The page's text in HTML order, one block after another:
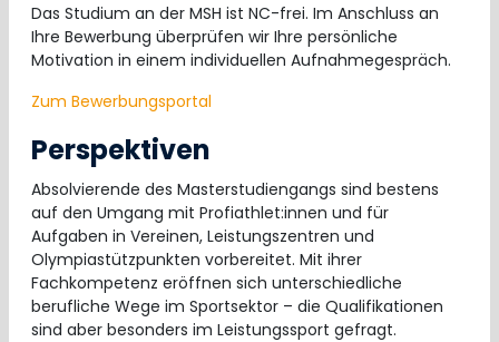
Das Studium an der MSH ist NC-frei. Im Anschluss an
Ihre Bewerbung überprüfen wir Ihre persönliche
Motivation in einem individuellen Aufnahmegespräch.
Zum Bewerbungsportal
Perspektiven
Absolvierende des Masterstudiengangs sind bestens
auf den Umgang mit Profiathlet:innen und für
Aufgaben in Vereinen, Leistungszentren und
Olympiastützpunkten vorbereitet. Mit ihrer
Fachkompetenz eröffnen sich unterschiedliche
berufliche Wege im Sportsektor – die Qualifikationen
sind aber besonders im Leistungssport gefragt.